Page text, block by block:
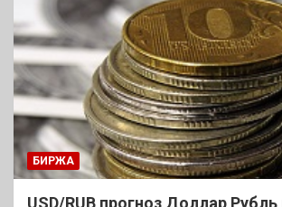
БИРЖА
USD/RUB прогноз Доллар